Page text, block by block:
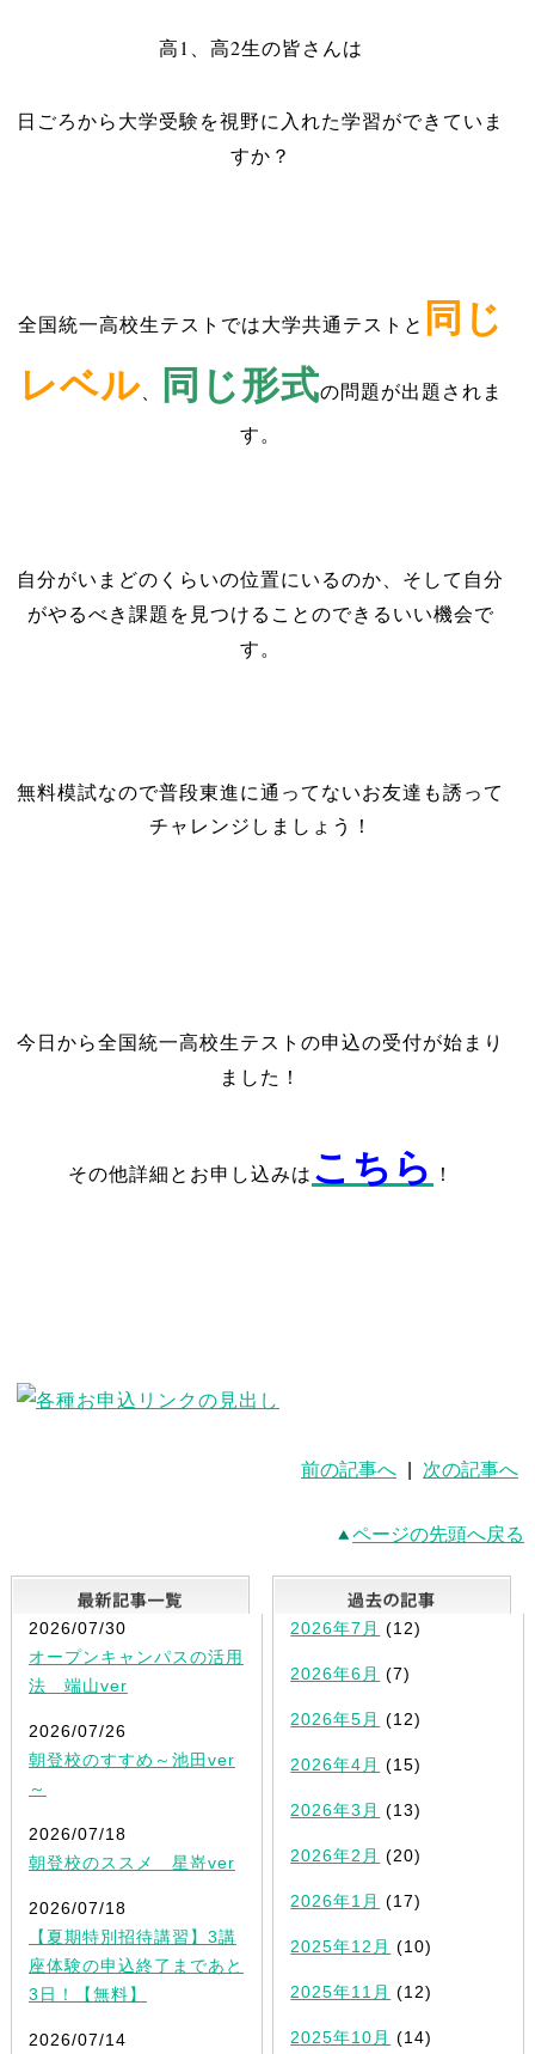
高1、高2生の皆さんは
日ごろから大学受験を視野に入れた学習ができていま
すか？
全国統一高校生テストでは大学共通テストと 同じ
レベル、 同じ形式の問題が出題されま
す。
自分がいまどのくらいの位置にいるのか、そして自分
がやるべき課題を見つけることのできるいい機会で
す。
無料模試なので普段東進に通ってないお友達も誘って
チャレンジしましょう！
今日から全国統一高校生テストの申込の受付が始まり
ました！
その他詳細とお申し込みは こちら ！
前の記事へ 次の記事へ
ページの先頭へ戻る
最新記事一覧
2026/07/30
オープンキャンパスの活用
法 端山ver
2026/07/26
朝登校のすすめ～池田ver
～
2026/07/18
朝登校のススメ 星嵜ver
2026/07/18
【夏期特別招待講習】3講
座体験の申込終了まであと
3日！【無料】
2026/07/14
2026年7月 (12)
2026年6月 (7)
2026年5月 (12)
2026年4月 (15)
2026年3月 (13)
2026年2月 (20)
2026年1月 (17)
2025年12月 (10)
2025年11月 (12)
2025年10月 (14)